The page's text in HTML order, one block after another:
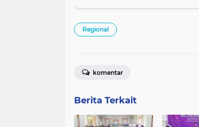
Regional
komentar
Berita Terkait